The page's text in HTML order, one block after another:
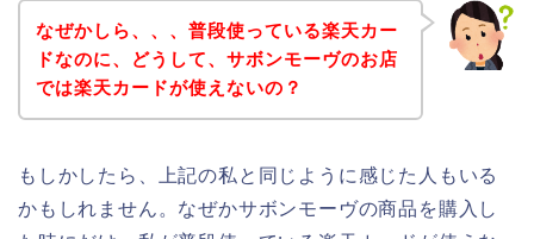
なぜかしら、、、普段使っている楽天カー
ドなのに、どうして、サボンモーヴのお店
では楽天カードが使えないの？
もしかしたら、上記の私と同じように感じた人もいる
かもしれません。なぜかサボンモーヴの商品を購入し